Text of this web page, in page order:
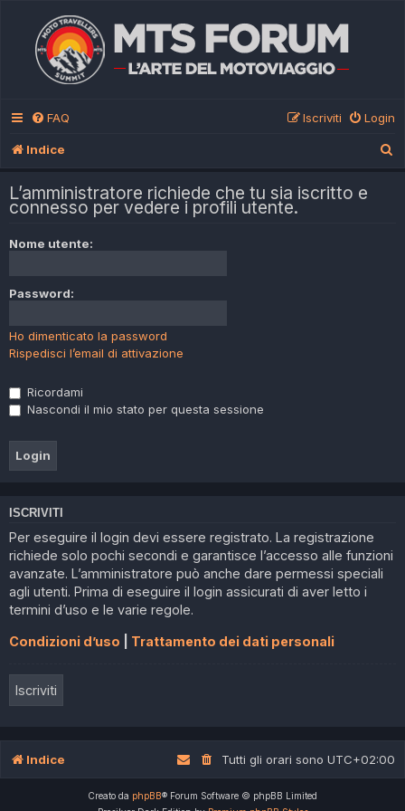
FAQ Login
Iscriviti
Indice
L’amministratore richiede che tu sia iscritto e
connesso per vedere i profili utente.
Nome utente:
Password:
Ho dimenticato la password
Rispedisci l’email di attivazione
Ricordami
Nascondi il mio stato per questa sessione
ISCRIVITI
Per eseguire il login devi essere registrato. La registrazione
richiede solo pochi secondi e garantisce l’accesso alle funzioni
avanzate. L’amministratore può anche dare permessi speciali
agli utenti. Prima di eseguire il login assicurati di aver letto i
termini d’uso e le varie regole.
Condizioni d’uso Trattamento dei dati personali
Iscriviti
Indice Tutti gli orari sono UTC+02:00
Creato da phpBB® Forum Software © phpBB Limited